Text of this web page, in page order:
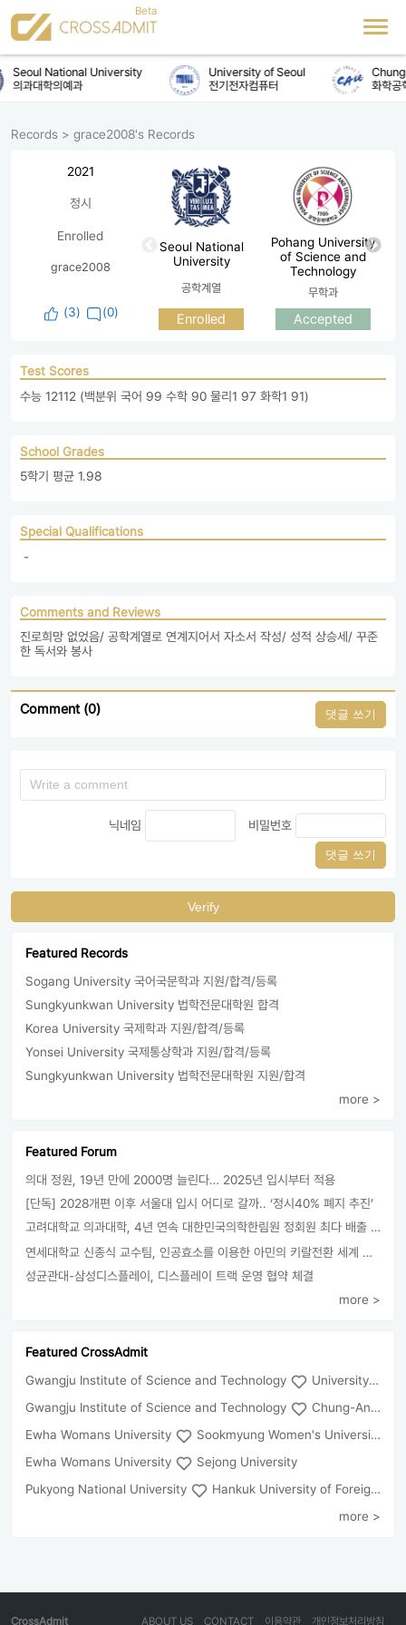
Seoul National University
의과대학의예과
University of Seoul
전기전자컴퓨터
화학공
Records > grace2008's Records
2021
정시
Enrolled
grace2008
(3) (0)
Seoul National
University
공학계열
Enrolled
Pohang University
of Science and
Technology
무학과
Accepted
Test Scores
수능 12112 (백분위 국어 99 수학 90 물리1 97 화학1 91)
School Grades
5학기 평균 1.98
Special Qualifications
-
Comments and Reviews
진로희망 없었음/ 공학계열로 연계지어서 자소서 작성/ 성적 상승세/ 꾸준
한 독서와 봉사
Comment (0) 댓글 쓰기
닉네임 비밀번호
댓글 쓰기
Verify
Featured Records
Sogang University 국어국문학과 지원/합격/등록
Sungkyunkwan University 법학전문대학원 합격
Korea University 국제학과 지원/합격/등록
Yonsei University 국제통상학과 지원/합격/등록
Sungkyunkwan University 법학전문대학원 지원/합격
more >
Featured Forum
의대 정원, 19년 만에 2000명 늘린다… 2025년 입시부터 적용
[단독] 2028개편 이후 서울대 입시 어디로 갈까.. ‘정시40% 폐지 추진’
고려대학교 의과대학, 4년 연속 대한민국의학한림원 정회원 최다 배출 外
연세대학교 신종식 교수팀, 인공효소를 이용한 아민의 키랄전환 세계 최초로 성공
성균관대-삼성디스플레이, 디스플레이 트랙 운영 협약 체결
more >
Featured CrossAdmit
Gwangju Institute of Science and Technology
University of Seoul
Gwangju Institute of Science and Technology
Chung-Ang University
Ewha Womans University
Sookmyung Women's University
Ewha Womans University
Sejong University
Pukyong National University
Hankuk University of Foreign Studies(Global Campus
more >
CrossAdmit 개인정보처리방침
이용약관
CONTACT
ABOUT US